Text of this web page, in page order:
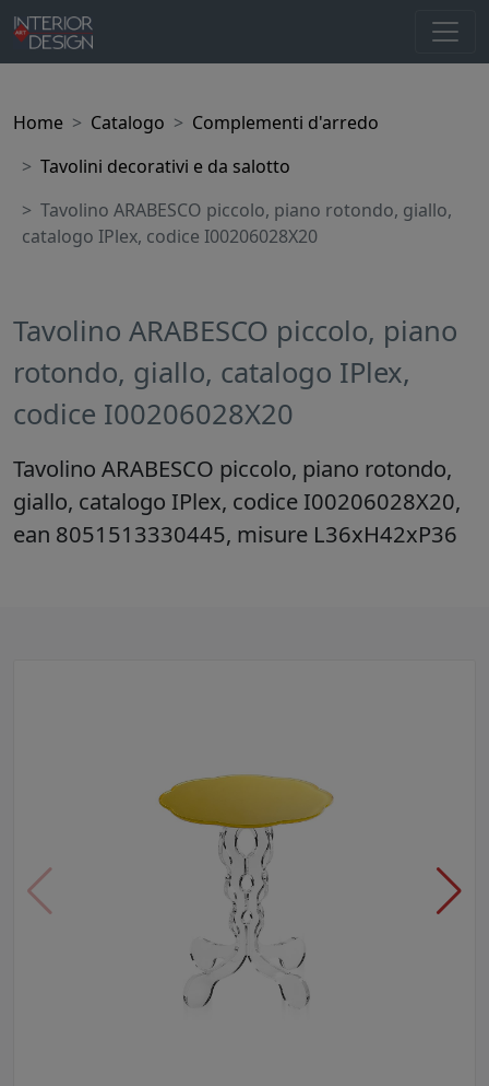
Home Catalogo
Complementi d'arredo
Tavolini decorativi e da salotto
Tavolino ARABESCO piccolo, piano rotondo, giallo,
catalogo IPlex, codice I00206028X20
Tavolino ARABESCO piccolo, piano
rotondo, giallo, catalogo IPlex,
codice I00206028X20
Tavolino ARABESCO piccolo, piano rotondo,
giallo, catalogo IPlex, codice I00206028X20,
ean 8051513330445, misure L36xH42xP36